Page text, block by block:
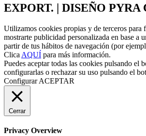
EXPORT. | DISEÑO PYRA
Utilizamos cookies propias y de terceros para
mostrarte publicidad personalizada en base a
partir de tus hábitos de navegación (por
Clica AQUÍ para más información.
Puedes aceptar todas las cookies pulsando el
configurarlas o rechazar su uso pulsando el
Configurar ACEPTAR
Cerrar
Privacy Overview